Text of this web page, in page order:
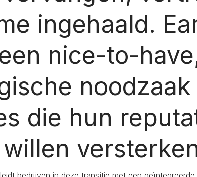
ingehaald.
nice-to-
die hun